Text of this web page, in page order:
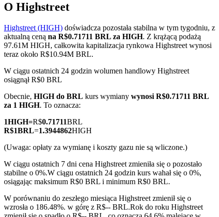
Kontrakty terminowe COIN-M
Kontrakty terminowe na kryptowaluty
TradFi
Instrumenty pochodne na akcje, forex, metale szlachetne i
towary
Kontrakty terminowe na USDC
O Highstreet
Highstreet (HIGH) doświadcza pozostała stabilna w tym tygodniu, z
aktualną ceną na R$0.71711 BRL za HIGH. Z krążącą podażą
97.61M HIGH, całkowita kapitalizacja rynkowa Highstreet wynosi
teraz około R$10.94M BRL.
W ciągu ostatnich 24 godzin wolumen handlowy Highstreet
osiągnął R$0 BRL
Obecnie, HIGH do BRL kurs wymiany wynosi R$0.71711 BRL
za 1 HIGH. To oznacza:
1HIGH=R$0.71711BRL
R$1BRL=1.3944862HIGH
(Uwaga: opłaty za wymianę i koszty gazu nie są wliczone.)
W ciągu ostatnich 7 dni cena Highstreet zmieniła się o pozostało
stabilne o 0%.W ciągu ostatnich 24 godzin kurs wahał się o 0%,
osiągając maksimum R$0 BRL i minimum R$0 BRL.
W porównaniu do zeszłego miesiąca Highstreet zmienił się o
wzrosła o 186.48%. w górę z R$-- BRL.Rok do roku Highstreet